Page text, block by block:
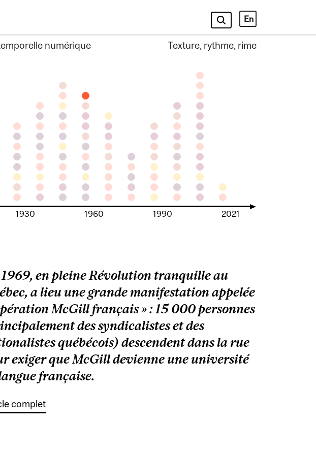
En
numérique Texture, rythme, rime
1930 1960 1990 2021
en pleine Révolution tranquille au
a lieu une grande manifestation appelée
McGill français » : 15 000 personnes
des syndicalistes et des
québécois) descendent dans la rue
exiger que McGill devienne une université
française.
complet